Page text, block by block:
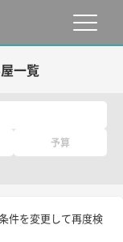
一覧
予算
件を変更して再度検